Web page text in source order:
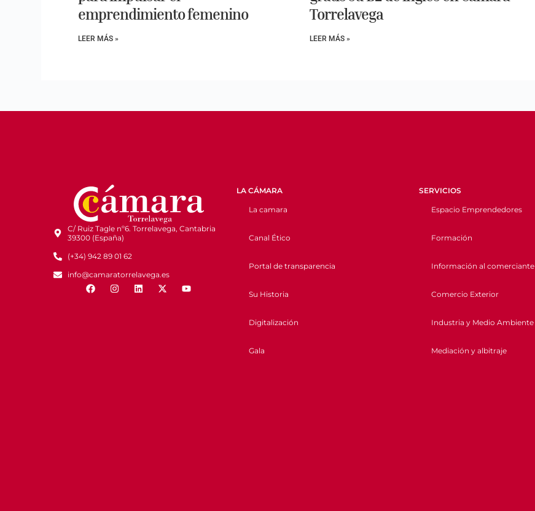
emprendimiento femenino
LEER MÁS »
Torrelavega
LEER MÁS »
C/ Ruiz Tagle nº6. Torrelavega, Cantabria
39300 (España)
(+34) 942 89 01 62
info@camaratorrelavega.es
LA CÁMARA
La camara
Canal Ético
Portal de transparencia
Su Historia
Digitalización
Gala
SERVICIOS
Espacio Emprendedores
Formación
Información al comerciante
Comercio Exterior
Industria y Medio Ambiente
Mediación y albitraje